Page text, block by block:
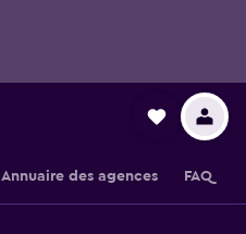
Annuaire des agences FAQ